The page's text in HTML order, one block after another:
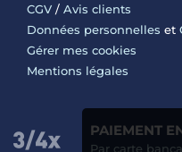
CGV / Avis clients
Données personnelles et
Gérer mes cookies
Mentions légales
PAIEMENT
Par carte